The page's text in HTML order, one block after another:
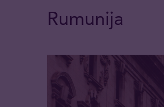
Rumunija